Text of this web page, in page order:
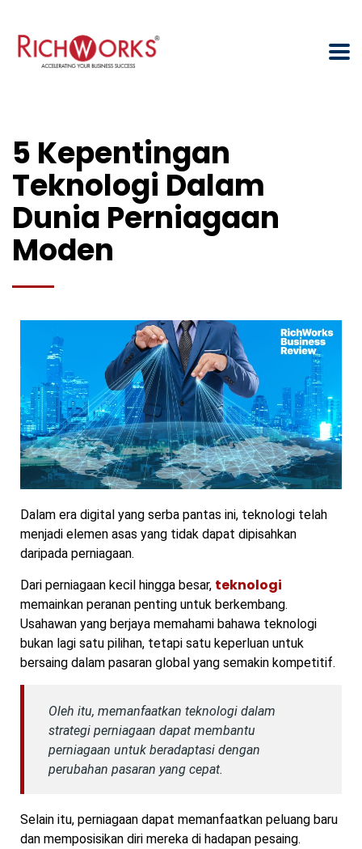
5 Kepentingan
Teknologi Dalam
Dunia Perniagaan
Moden
Dalam era digital yang serba pantas ini, teknologi telah
menjadi elemen asas yang tidak dapat dipisahkan
daripada perniagaan.
Dari perniagaan kecil hingga besar, teknologi
memainkan peranan penting untuk berkembang.
Usahawan yang berjaya memahami bahawa teknologi
bukan lagi satu pilihan, tetapi satu keperluan untuk
bersaing dalam pasaran global yang semakin kompetitif.
Oleh itu, memanfaatkan teknologi dalam
strategi perniagaan dapat membantu
perniagaan untuk beradaptasi dengan
perubahan pasaran yang cepat.
Selain itu, perniagaan dapat memanfaatkan peluang baru
dan memposisikan diri mereka di hadapan pesaing.